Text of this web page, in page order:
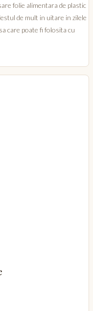
folie alimentara de plastic
de mult in uitare in zilele
care poate fi folosita cu